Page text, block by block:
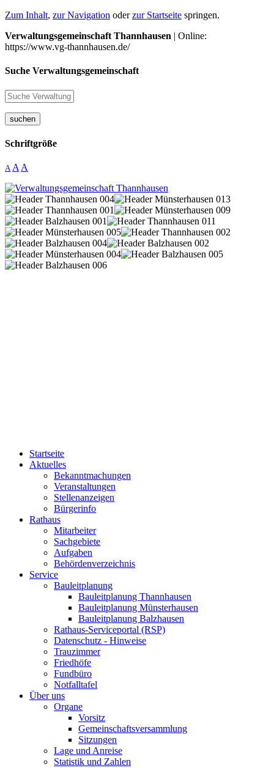
Zum Inhalt, zur Navigation oderzur Startseite springen.
Verwaltungsgemeinschaft Thannhausen | Online:
https://www.vg-thannhausen.de/
Suche Verwaltungsgemeinschaft
suchen
Schriftgröße
A A A
Startseite
Aktuelles
Bekanntmachungen
Veranstaltungen
Stellenanzeigen
Bürgerinfo
Rathaus
Mitarbeiter
Sachgebiete
Aufgaben
Behördenverzeichnis
Service
Bauleitplanung
Bauleitplanung Thannhausen
Bauleitplanung Münsterhausen
Bauleitplanung Balzhausen
Rathaus-Serviceportal (RSP)
Datenschutz - Hinweise
Trauzimmer
Friedhöfe
Fundbüro
Notfalltafel
Über uns
Organe
Vorsitz
Gemeinschaftsversammlung
Sitzungen
Lage und Anreise
Statistik und Zahlen